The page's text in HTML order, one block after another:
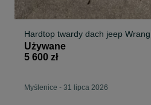
Hardtop twardy dach jeep
Używane
5 600 zł
Myślenice - 31 lipca 2026